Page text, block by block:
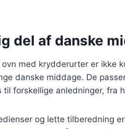
del af danske
med krydderurter er ikke
danske middage. De
til forskellige anledninger, fra
og lette tilberedning